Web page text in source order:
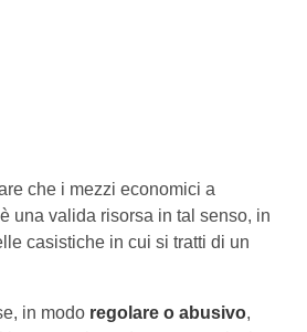
che i mezzi economici a
è una valida risorsa in tal senso, in
casistiche in cui si tratti di un
in modo regolare o abusivo,